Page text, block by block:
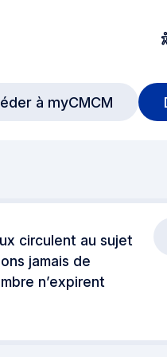
formulaire de
à myCMCM
circulent au sujet
jamais de
n’expirent